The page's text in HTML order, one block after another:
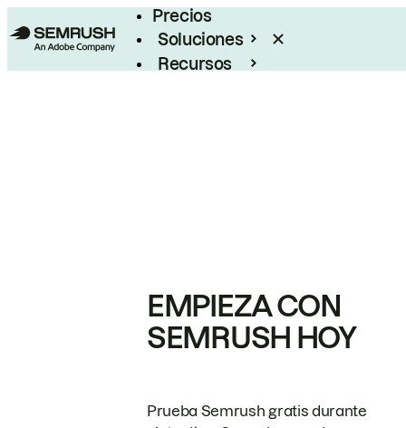
Precios
Soluciones
Recursos
EMPIEZA CON
SEMRUSH HOY
Prueba Semrush gratis durante